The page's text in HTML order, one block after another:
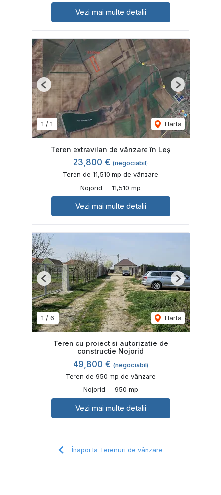
Vezi mai multe detalii
1 / 1 Harta
Previous Next
Teren extravilan de vânzare în Leș
23,800 € (negociabil)
Teren de 11,510 mp de vânzare
Nojorid
11,510 mp
Vezi mai multe detalii
1 / 6 Harta
Previous Next
Teren cu proiect si autorizatie de
constructie Nojorid
49,800 € (negociabil)
Teren de 950 mp de vânzare
Nojorid
950 mp
Vezi mai multe detalii
Înapoi la Terenuri de vânzare